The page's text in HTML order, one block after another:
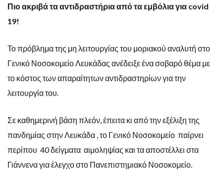
Πιο ακριβά τα αντιδραστήρια από τα εμβόλια για covid
19!
Το πρόβλημα της μη λειτουργίας του μοριακού αναλυτή στο
Γενικό Νοσοκομείο Λευκάδας ανέδειξε ένα σοβαρό θέμα με
το κόστος των απαραίτητων αντιδραστηρίων για την
λειτουργία του.
Σε καθημερινή βάση πλεόν, έπειτα κι από την εξέλιξη της
πανδημίας στην Λευκάδα , το Γενικό Νοσοκομείο παίρνει
περίπου 40 δείγματα αιμοληψίας και τα αποστέλλει στα
Γιάννενα για έλεγχο στο Πανεπιστημιακό Νοσοκομείο.